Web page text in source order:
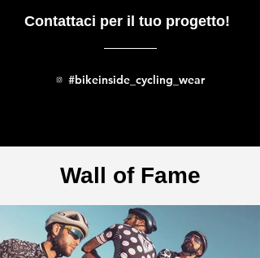
Contattaci per il tuo progetto!
#bikeinside_cycling_wear
Wall of Fame